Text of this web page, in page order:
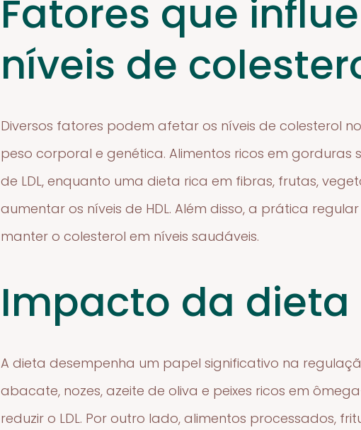
Fatores que
níveis de
Diversos fatores podem afetar os níveis de colesterol
peso corporal e genética. Alimentos ricos em
de LDL, enquanto uma dieta rica em fibras, frutas,
aumentar os níveis de HDL. Além disso, a prática
manter o colesterol em níveis saudáveis.
Impacto da dieta
A dieta desempenha um papel significativo na
abacate, nozes, azeite de oliva e peixes ricos em
reduzir o LDL. Por outro lado, alimentos processados,